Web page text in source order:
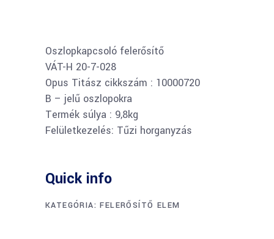
Oszlopkapcsoló felerősítő
VÁT-H 20-7-028
Opus Titász cikkszám : 10000720
B – jelű oszlopokra
Termék súlya : 9,8kg
Felületkezelés: Tűzi horganyzás
Quick info
KATEGÓRIA:FELERŐSÍTŐ ELEM